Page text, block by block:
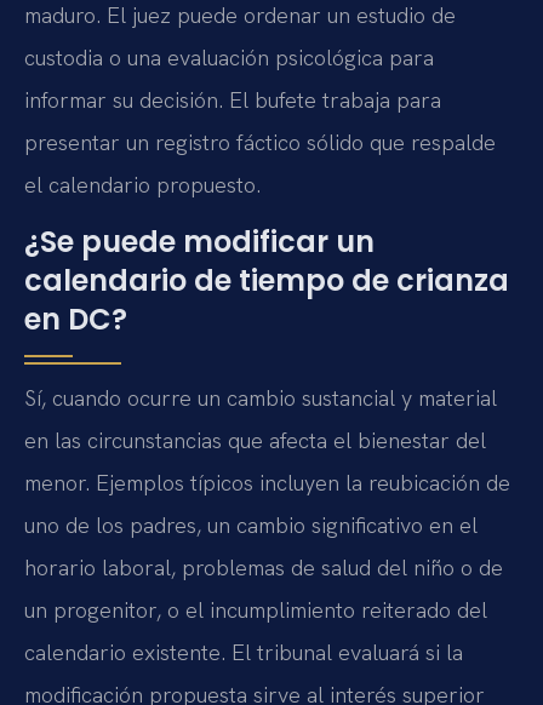
maduro. El juez puede ordenar un estudio de
custodia o una evaluación psicológica para
informar su decisión. El bufete trabaja para
presentar un registro fáctico sólido que respalde
el calendario propuesto.
¿Se puede modificar un
calendario de tiempo de crianza
en DC?
Sí, cuando ocurre un cambio sustancial y material
en las circunstancias que afecta el bienestar del
menor. Ejemplos típicos incluyen la reubicación de
uno de los padres, un cambio significativo en el
horario laboral, problemas de salud del niño o de
un progenitor, o el incumplimiento reiterado del
calendario existente. El tribunal evaluará si la
modificación propuesta sirve al interés superior